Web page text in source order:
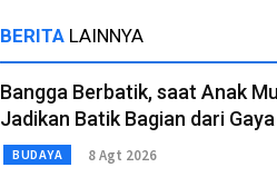
BERITA LAINNYA
Bangga Berbatik, saat Anak
Jadikan Batik Bagian dari
BUDAYA 8 Agt 2026